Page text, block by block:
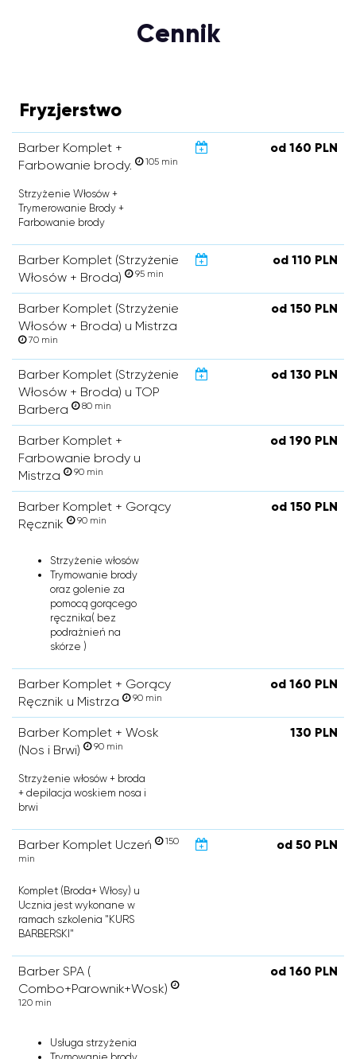
Cennik
Fryzjerstwo
Barber Komplet +
Farbowanie brody.
105 min
od 160 PLN
Strzyżenie Włosów +
Trymerowanie Brody +
Farbowanie brody
Barber Komplet (Strzyżenie
Włosów + Broda)
95 min
od 110 PLN
Barber Komplet (Strzyżenie
Włosów + Broda) u Mistrza
70 min
od 150 PLN
Barber Komplet (Strzyżenie
Włosów + Broda) u TOP
Barbera
80 min
od 130 PLN
Barber Komplet +
Farbowanie brody u
Mistrza
90 min
od 190 PLN
Barber Komplet + Gorący
Ręcznik
90 min
od 150 PLN
Strzyżenie włosów
Trymowanie brody
oraz golenie za
pomocą gorącego
ręcznika( bez
podrażnień na
skórze )
Barber Komplet + Gorący
Ręcznik u Mistrza
90 min
od 160 PLN
Barber Komplet + Wosk
(Nos i Brwi)
90 min
130 PLN
Strzyżenie włosów + broda
+ depilacja woskiem nosa i
brwi
Barber Komplet Uczeń
150
min
od 50 PLN
Komplet (Broda+ Włosy) u
Ucznia jest wykonane w
ramach szkolenia "KURS
BARBERSKI"
Barber SPA (
Combo+Parownik+Wosk)
120 min
od 160 PLN
Usługa strzyżenia